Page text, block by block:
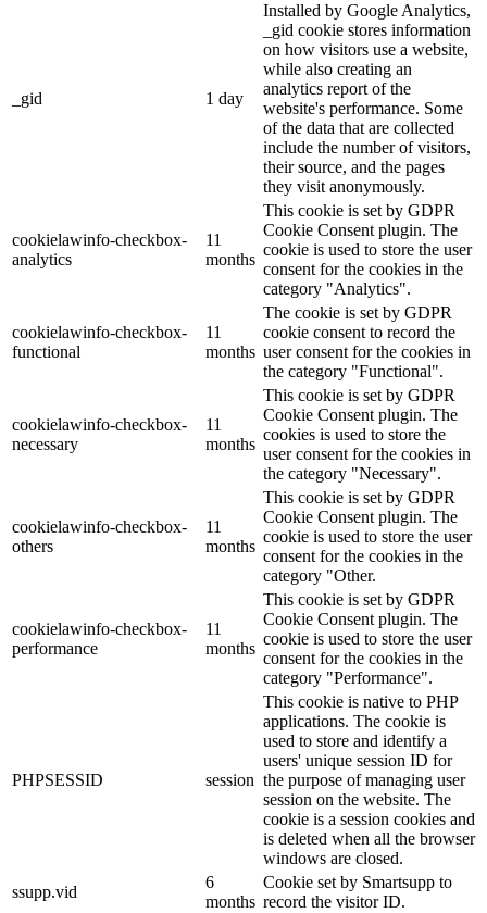
_gid 1 day
Installed by Google Analytics,
_gid cookie stores information
on how visitors use a website,
while also creating an
analytics report of the
website's performance. Some
of the data that are collected
include the number of visitors,
their source, and the pages
they visit anonymously.
cookielawinfo-checkbox-
analytics
11
months
This cookie is set by GDPR
Cookie Consent plugin. The
cookie is used to store the user
consent for the cookies in the
category "Analytics".
cookielawinfo-checkbox-
functional
11
months
The cookie is set by GDPR
cookie consent to record the
user consent for the cookies in
the category "Functional".
cookielawinfo-checkbox-
necessary
11
months
This cookie is set by GDPR
Cookie Consent plugin. The
cookies is used to store the
user consent for the cookies in
the category "Necessary".
cookielawinfo-checkbox-
others
11
months
This cookie is set by GDPR
Cookie Consent plugin. The
cookie is used to store the user
consent for the cookies in the
category "Other.
cookielawinfo-checkbox-
performance
11
months
This cookie is set by GDPR
Cookie Consent plugin. The
cookie is used to store the user
consent for the cookies in the
category "Performance".
PHPSESSID session
This cookie is native to PHP
applications. The cookie is
used to store and identify a
users' unique session ID for
the purpose of managing user
session on the website. The
cookie is a session cookies and
is deleted when all the browser
windows are closed.
ssupp.vid
6
months
Cookie set by Smartsupp to
record the visitor ID.